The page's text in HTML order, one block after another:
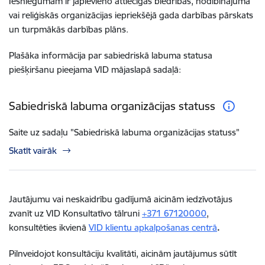
vai reliģiskās organizācijas iepriekšējā gada darbības pārskats
un turpmākās darbības plāns.
Plašāka informācija par sabiedriskā labuma statusa
piešķiršanu pieejama VID mājaslapā sadaļā:
Sabiedriskā labuma organizācijas statuss
Saite uz sadaļu "Sabiedriskā labuma organizācijas statuss"
Skatīt vairāk
Jautājumu vai neskaidrību gadījumā aicinām iedzīvotājus
zvanīt uz VID Konsultatīvo tālruni +371 67120000,
konsultēties ikvienā VID klientu apkalpošanas centrā.
Pilnveidojot konsultāciju kvalitāti, aicinām jautājumus sūtīt